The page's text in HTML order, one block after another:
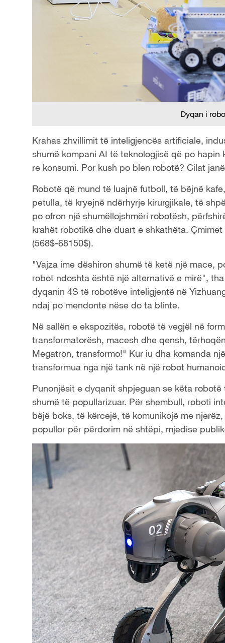
Dyqan i
Krahas zhvillimit të inteligjencës artificiale,
shumë kompani AI të teknologjisë që po
re konsumi. Por kush po blen robotë? Cilat
Robotë që mund të luajnë futboll, të bëjnë
petulla, të kryejnë ndërhyrje kirurgjikale, të
po ofron një shumëllojshmëri robotësh,
krahët robotikë dhe duart e shkathëta.
(568$-68150$).
"Vajza ime dëshiron shumë të ketë një mace,
robot ndoshta është një alternativë e mirë",
dyqanin 4S të robotëve inteligjentë në
ndaj po mendonte nëse do ta blinte.
Në sallën e ekspozitës, robotë të vegjël në
transformatorësh, macesh dhe qensh,
Megatron, transformo!" Kur iu dha komanda
transformua nga një tank në një robot
Punonjësit e dyqanit shpjeguan se këta
shumë të popullarizuar. Për shembull, roboti
bëjë boks, të kërcejë, të komunikojë me
popullor për përdorim në shtëpi, mjedise